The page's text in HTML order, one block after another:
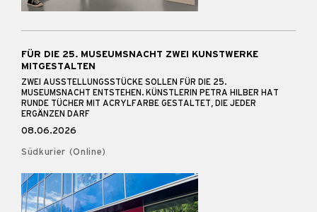
FÜR DIE 25. MUSEUMSNACHT ZWEI KUNSTWERKE
MITGESTALTEN
ZWEI AUSSTELLUNGSSTÜCKE SOLLEN FÜR DIE 25.
MUSEUMSNACHT ENTSTEHEN. KÜNSTLERIN PETRA HILBER HAT
RUNDE TÜCHER MIT ACRYLFARBE GESTALTET, DIE JEDER
ERGÄNZEN DARF
08.06.2026
Südkurier (Online)